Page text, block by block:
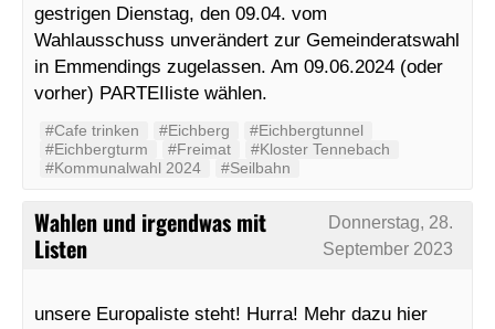
gestrigen Dienstag, den 09.04. vom
Wahlausschuss unverändert zur Gemeinderatswahl
in Emmendings zugelassen. Am 09.06.2024 (oder
vorher) PARTEIliste wählen.
#Cafe trinken #Eichberg
#Eichbergtunnel
#Eichbergturm
#Freimat
#Kloster Tennebach
#Kommunalwahl 2024
#Seilbahn
Wahlen und irgendwas mit
Listen
Donnerstag, 28.
September 2023
unsere Europaliste steht! Hurra! Mehr dazu hier